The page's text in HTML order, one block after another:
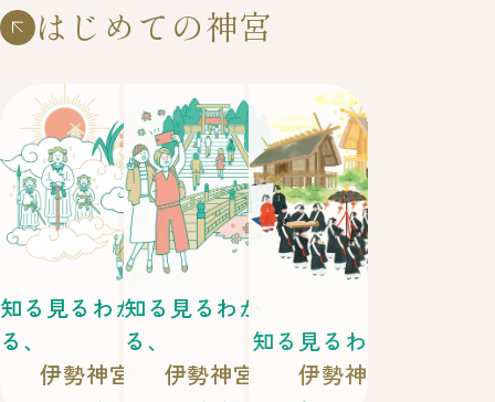
われる月次祭と合わせて「三節祭」と呼ばれ
遙拝式などは「浄衣
じょうえ
」に「烏帽子
えぼし
ます。また足元はそれぞれ「
」と呼ば
れる黒色の履物を用い、手には
笏を持ちま
す。
その他にも警備を担当する衛士
えし
、
宮域林を守る林業作業員などがおり、それぞ
れの専門分野で神宮をお守りしています。ま
た、昭和21年1月までは公務員でしたが、現
在は公務員ではありません。神宮の神職にな
るには東京の國學院大學、伊勢の皇學館大
学、または全国に数カ所ある神職養成所にて
験等もあります。
はじめての神宮
知る見るわか
る、
伊勢神宮
知る見るわか
る、
伊勢神宮
知る見るわかる、
伊勢神宮